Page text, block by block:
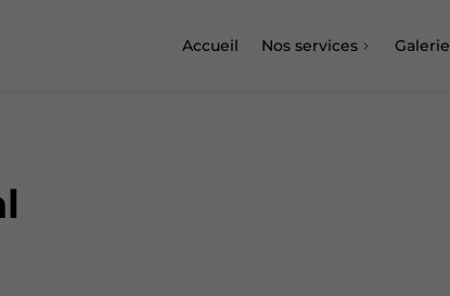
Accueil Nos services Galerie